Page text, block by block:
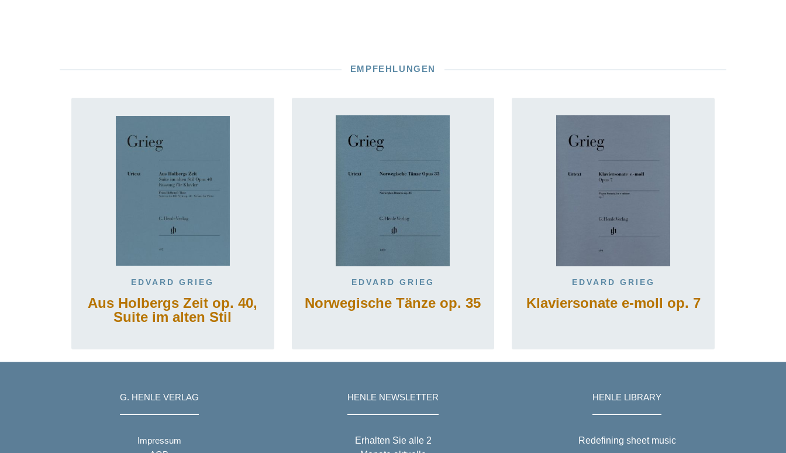
EMPFEHLUNGEN
EDVARD GRIEG
Aus Holbergs Zeit op. 40,
Suite im alten Stil
EDVARD GRIEG
Norwegische Tänze op. 35
EDVARD GRIEG
Klaviersonate e-moll op. 7
G. HENLE VERLAG
Impressum
HENLE NEWSLETTER
Erhalten Sie alle 2
HENLE LIBRARY
Redefining sheet music